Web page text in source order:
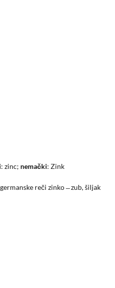
: zinc; nemački: Zink
reči zinko ̶ zub, šiljak